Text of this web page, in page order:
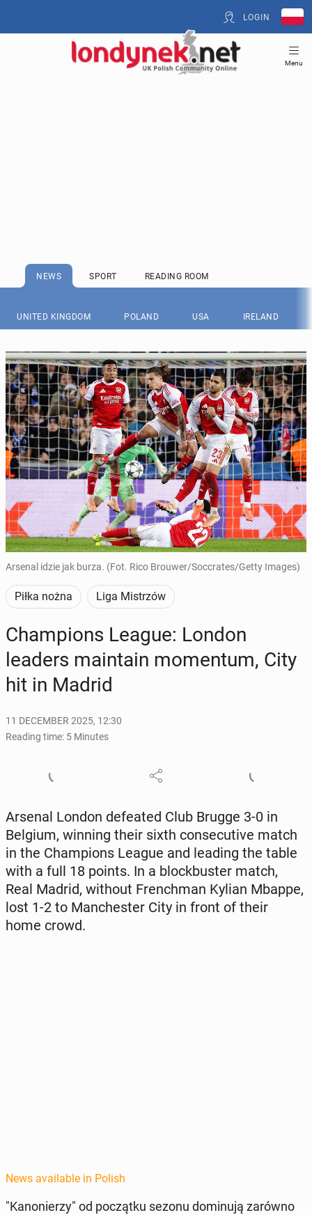
LOGIN
Menu
NEWS SPORT READING ROOM
UNITED KINGDOM POLAND USA IRELAND
Arsenal idzie jak burza. (Fot. Rico Brouwer/Soccrates/Getty Images)
Piłka nożna Liga Mistrzów
Cham­pi­ons League: London
leaders main­tain mo­men­tum, City
hit in Madrid
11 DECEMBER 2025, 12:30
Reading time: 5 Minutes
Arsenal London de­feat­ed Club Brugge 3-0 in
Belgium, winning their sixth con­sec­u­tive match
in the Cham­pi­ons League and leading the table
with a full 18 points. In a block­buster match,
Real Madrid, without French­man Kylian Mbappe,
lost 1-2 to Man­ches­ter City in front of their
home crowd.
News available in Polish
"Kanon­ierzy" od początku sezonu domin­u­ją zarówno